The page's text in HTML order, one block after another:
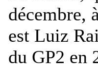
décembre,
est Luiz
du GP2 en